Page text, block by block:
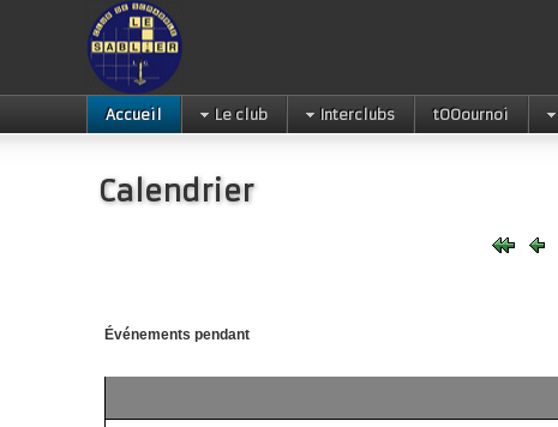
Accueil Le club Interclubs tOOournoi
Calendrier
Événements pendant